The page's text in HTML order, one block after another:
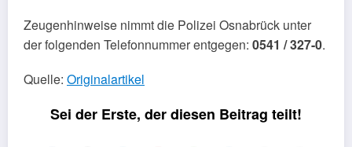
Zeugenhinweise nimmt die Polizei Osnabrück unter
der folgenden Telefonnummer entgegen: 0541 / 327-0.
Quelle: Originalartikel
Sei der Erste, der diesen Beitrag teilt!